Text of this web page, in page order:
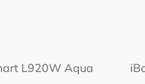
L920W Aqua